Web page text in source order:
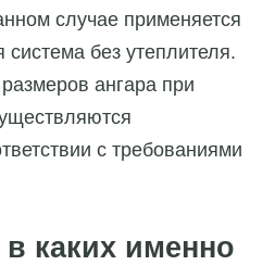
случае применяется
система без утеплителя.
ангара при
с требованиями
каких именно